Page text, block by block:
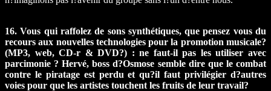
16. Vous qui raffolez de sons synthétiques, que pensez vous du
recours aux nouvelles technologies pour la promotion musicale?
(MP3, web, CD-r & DVD?) : ne faut-il pas les utiliser avec
parcimonie ? Hervé, boss d?Osmose semble dire que le combat
contre le piratage est perdu et qu?il faut privilégier d?autres
voies pour que les artistes touchent les fruits de leur travail?